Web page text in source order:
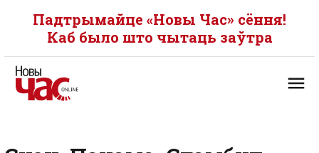
Падтрымайце «Новы Час» сёння!
Каб было што чытаць заўтра